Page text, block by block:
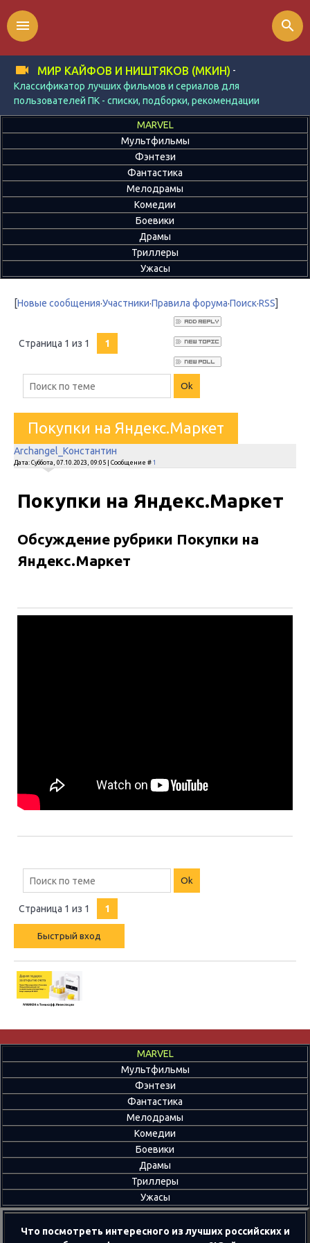
МИР КАЙФОВ И НИШТЯКОВ (МКИН) -
Классификатор лучших фильмов и сериалов для
пользователей ПК - списки, подборки, рекомендации
menu search
MARVEL
Мультфильмы
Фэнтези
Фантастика
Мелодрамы
Комедии
Боевики
Драмы
Триллеры
Ужасы
[Новые сообщения·Участники·Правила форума·Поиск·RSS]
Страница 1 из 1 1
Покупки на Яндекс.Маркет
Archangel_Константин
Дата: Суббота, 07.10.2023, 09:05 | Сообщение # 1
Покупки на Яндекс.Маркет
Обсуждение рубрики Покупки на
Яндекс.Маркет
Страница 1 из 1 1
MARVEL
Мультфильмы
Фэнтези
Фантастика
Мелодрамы
Комедии
Боевики
Драмы
Триллеры
Ужасы
Что посмотреть интересного из лучших российских и